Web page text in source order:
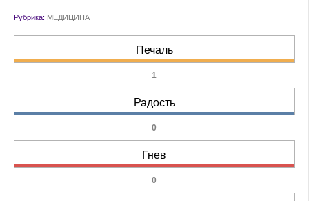
Рубрика: МЕДИЦИНА
Печаль
1
Радость
0
Гнев
0